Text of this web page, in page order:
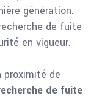
génération.
de fuite
en vigueur.
proximité de
de fuite